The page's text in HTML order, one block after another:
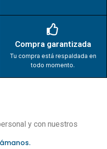
Compra garantizada
Tu compra está respaldada en
todo momento.
y con nuestros